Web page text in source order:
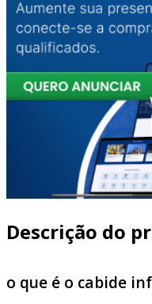
Descrição do
o que é o cabide